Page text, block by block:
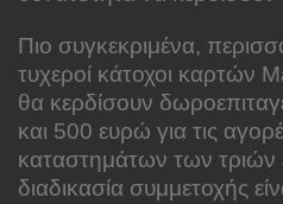
Πιο συγκεκριμένα,
τυχεροί κάτοχοι καρτών
θα κερδίσουν
και 500 ευρώ για τις
καταστημάτων των
διαδικασία συμμετοχής